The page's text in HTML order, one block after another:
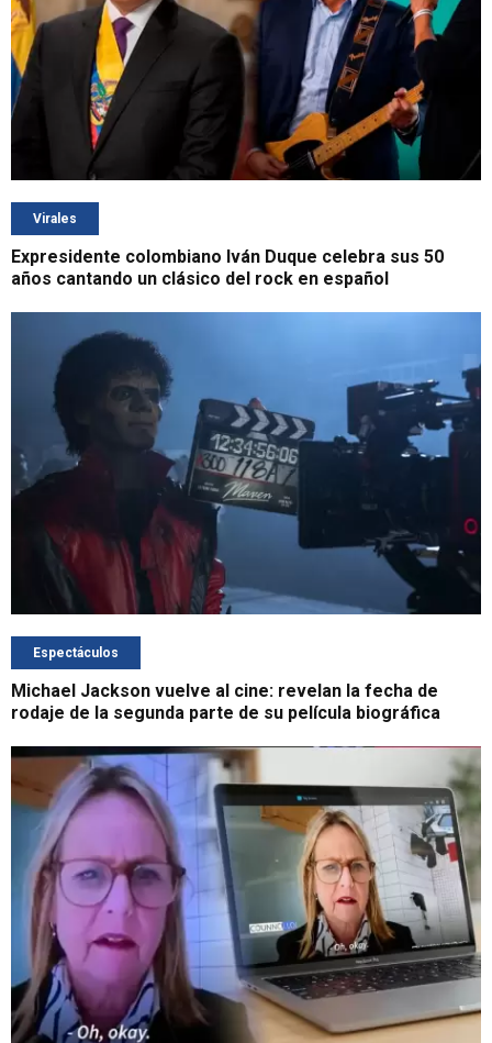
Virales
Expresidente colombiano Iván Duque celebra sus 50
años cantando un clásico del rock en español
Espectáculos
Michael Jackson vuelve al cine: revelan la fecha de
rodaje de la segunda parte de su película biográfica